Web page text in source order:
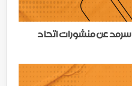
عن منشورات اتحاد